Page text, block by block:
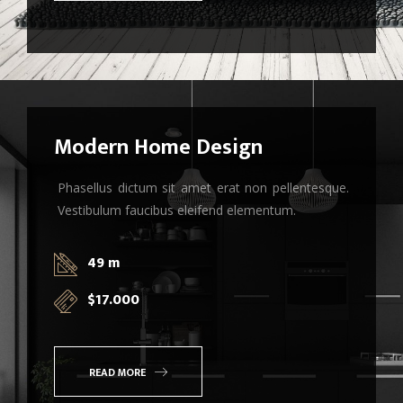
eget. Donec eget consectetur mi. Sed a nunc
porttitor turpis vulputate rutrum. Phasellus at
aliquam elit.
Vivamus tristique ligula quis orci
malesuada tincidunt. Praesent
magna purus, pharetra eu
eleifend non, euismod vitae leo.
Interdum et malesuada fames ac
ante ipsum primis in faucibus.
Modern Home Design
Phasellus dictum sit amet erat non pellentesque.
Vestibulum faucibus eleifend elementum.
49 m
$17.000
READ MORE